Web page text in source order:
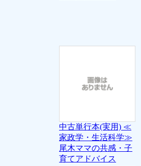
中古単行本(実用) ≪
家政学・生活科学≫
尾木ママの共感・子
育てアドバイス